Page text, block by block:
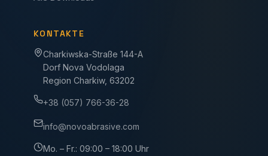
KONTAKTE
Charkiwska-Straße 144-A
Dorf Nova Vodolaga
Region Charkiw, 63202
+38 (057) 766-36-28
info@novoabrasive.com
Mo. – Fr.: 09:00 – 18:00 Uhr